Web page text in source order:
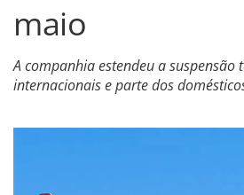
maio
A companhia estendeu a suspensão
internacionais e parte dos